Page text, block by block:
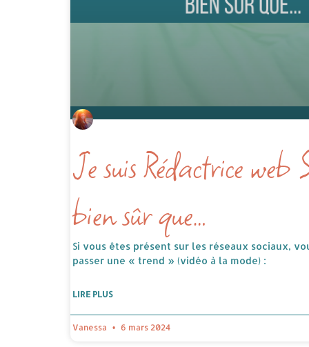
Je suis Rédactrice
bien sûr que…
Si vous êtes présent sur les réseaux sociaux,
passer une « trend » (vidéo à la mode) :
LIRE PLUS
Vanessa 6 mars 2024